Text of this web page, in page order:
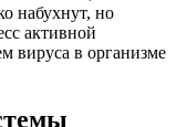
набухнут, но
активной
вируса в организме